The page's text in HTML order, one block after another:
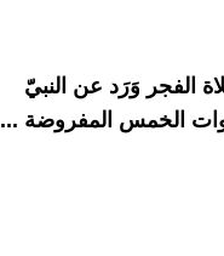
الفجر وَرَد عن النبيّ
الخمس المفروضة ...